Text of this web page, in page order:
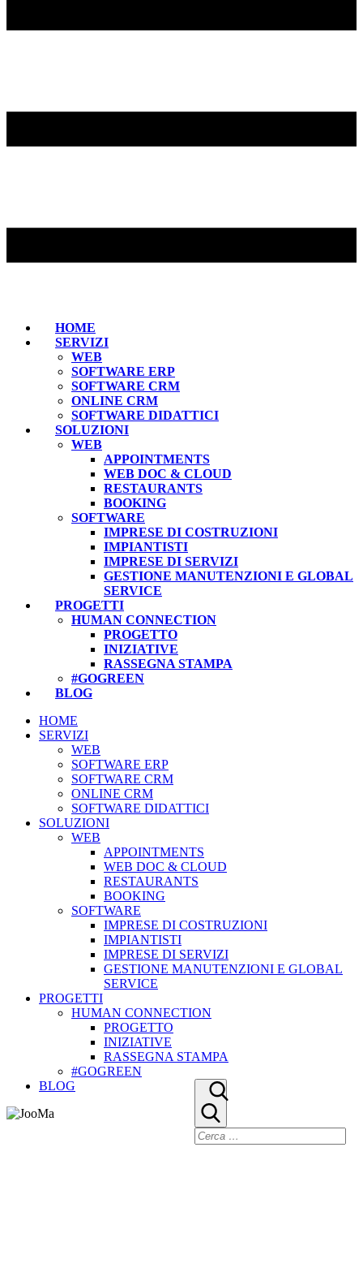
HOME
SERVIZI
WEB
SOFTWARE ERP
SOFTWARE CRM
ONLINE CRM
SOFTWARE DIDATTICI
SOLUZIONI
WEB
APPOINTMENTS
WEB DOC & CLOUD
RESTAURANTS
BOOKING
SOFTWARE
IMPRESE DI COSTRUZIONI
IMPIANTISTI
IMPRESE DI SERVIZI
GESTIONE MANUTENZIONI E GLOBAL
SERVICE
PROGETTI
HUMAN CONNECTION
PROGETTO
INIZIATIVE
RASSEGNA STAMPA
#GOGREEN
BLOG
HOME
SERVIZI
WEB
SOFTWARE ERP
SOFTWARE CRM
ONLINE CRM
SOFTWARE DIDATTICI
SOLUZIONI
WEB
APPOINTMENTS
WEB DOC & CLOUD
RESTAURANTS
BOOKING
SOFTWARE
IMPRESE DI COSTRUZIONI
IMPIANTISTI
IMPRESE DI SERVIZI
GESTIONE MANUTENZIONI E GLOBAL
SERVICE
PROGETTI
HUMAN CONNECTION
PROGETTO
INIZIATIVE
RASSEGNA STAMPA
#GOGREEN
BLOG